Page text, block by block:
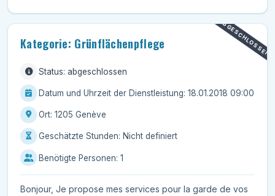
ABGESCHLOSSEN
Kategorie: Grünflächenpflege
Status: abgeschlossen
Datum und Uhrzeit der Dienstleistung: 18.01.2018 09:00
Ort: 1205 Genève
Geschätzte Stunden: Nicht definiert
Benötigte Personen: 1
Bonjour, Je propose mes services pour la garde de vos